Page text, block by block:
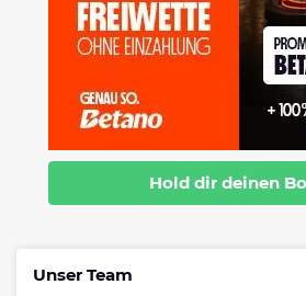
Hold dir deinen
Unser Team